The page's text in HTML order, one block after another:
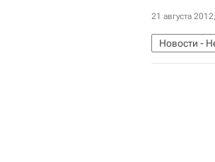
21 августа
Новости -